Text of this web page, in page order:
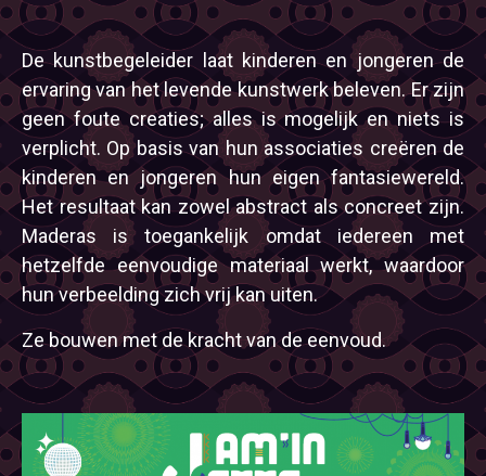
De kunstbegeleider laat kinderen en jongeren de
ervaring van het levende kunstwerk beleven. Er zijn
geen foute creaties; alles is mogelijk en niets is
verplicht. Op basis van hun associaties creëren de
kinderen en jongeren hun eigen fantasiewereld.
Het resultaat kan zowel abstract als concreet zijn.
Maderas is toegankelijk omdat iedereen met
hetzelfde eenvoudige materiaal werkt, waardoor
hun verbeelding zich vrij kan uiten.
Ze bouwen met de kracht van de eenvoud.